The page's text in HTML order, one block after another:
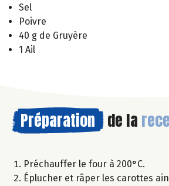
Sel
Poivre
40 g de Gruyère
1 Ail
Préparation de la
Préchauffer le four à 200°C.
Éplucher et râper les carottes